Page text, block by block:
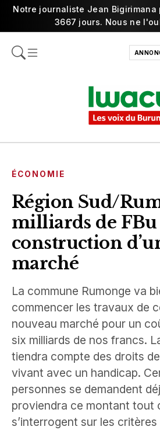
Notre journaliste Jean Bigirimana
3667 jours. Nous ne
ÉCONOMIE
Région Sud/
milliards de
construction
marché
La commune Rumonge va
commencer les travaux de
nouveau marché pour un
six milliards de nos francs.
tiendra compte des droits
vivant avec un handicap.
personnes se demandent
proviendra ce montant tout
s’interrogent sur les